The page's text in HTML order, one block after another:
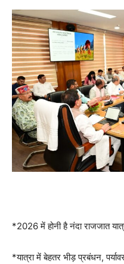
*2026 में होनी है नंदा राजजात
*यात्रा में बेहतर भीड़ प्रबंधन,